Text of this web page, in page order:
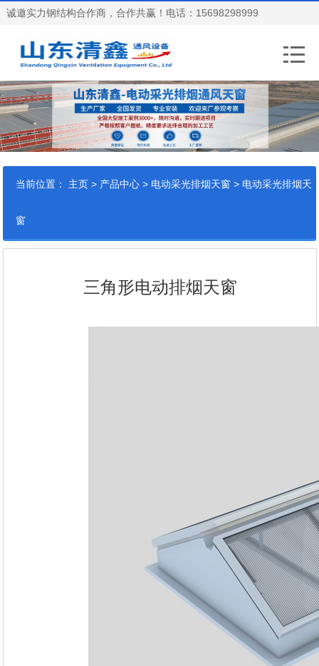
诚邀实力钢结构合作商，合作共赢！电话：15698298999
当前位置： 主页 > 产品中心 > 电动采光排烟天窗> 电动采光排烟天
窗
三角形电动排烟天窗